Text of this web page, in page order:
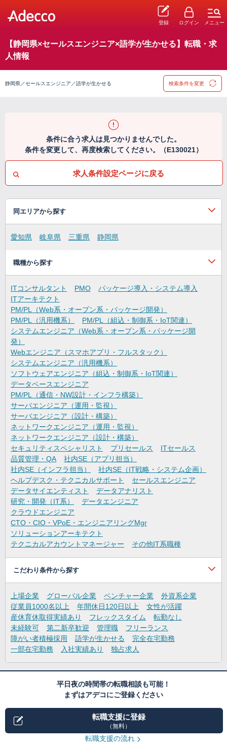
登録 ログイン メニュー
【静岡県×セールスエンジニア×語学が生かせる】転職・求
人情報
静岡県／セールスエンジニア／語学が生かせる 検索条件を変更
条件に合う求人は見つかりませんでした。
条件を変更して、再度検索してください。（E130021）
求人条件設定ページに戻る
同エリアから探す
愛知県 岐阜県 三重県 静岡県
職種から探す
ITコンサルタント PMO
パッケージ導入・システム導入
ITアーキテクト
PM/PL（Web系・オープン系・パッケージ開発）
PM/PL（汎用機系）
PM/PL（組込・制御系・IoT関連）
システムエンジニア（Web系・オープン系・パッケージ開
発）
Webエンジニア（スマホアプリ・フルスタック）
システムエンジニア（汎用機系）
ソフトウェアエンジニア（組込・制御系・IoT関連）
データベースエンジニア
PM/PL（通信・NW設計・インフラ構築）
サーバエンジニア（運用・監視）
サーバエンジニア（設計・構築）
ネットワークエンジニア（運用・監視）
ネットワークエンジニア（設計・構築）
セキュリティスペシャリスト
プリセールス
ITセールス
品質管理・QA
社内SE（アプリ担当）
社内SE（インフラ担当）
社内SE（IT戦略・システム企画）
ヘルプデスク・テクニカルサポート
セールスエンジニア
データサイエンティスト
データアナリスト
研究・開発（IT系）
データエンジニア
クラウドエンジニア
CTO・CIO・VPoE・エンジニアリングMgr
ソリューションアーキテクト
テクニカルアカウントマネージャー
その他IT系職種
こだわり条件から探す
上場企業 グローバル企業 ベンチャー企業
外資系企業
従業員1000名以上
年間休日120日以上
女性が活躍
産休育休取得実績あり
フレックスタイム
転勤なし
未経験可
第二新卒歓迎 管理職
フリーランス
障がい者積極採用
語学が生かせる
完全在宅勤務
一部在宅勤務
入社実績あり 独占求人
平日夜の時間帯の転職相談も可能！
まずはアデコにご登録ください
転職支援に登録
（無料）
転職支援の流れ